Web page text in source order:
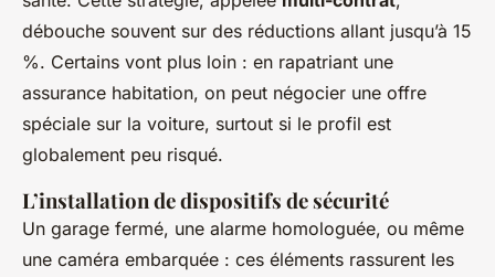
débouche souvent sur des réductions allant jusqu’à 15
%. Certains vont plus loin : en rapatriant une
assurance habitation, on peut négocier une offre
spéciale sur la voiture, surtout si le profil est
globalement peu risqué.
L’installation de dispositifs de sécurité
Un garage fermé, une alarme homologuée, ou même
une caméra embarquée : ces éléments rassurent les